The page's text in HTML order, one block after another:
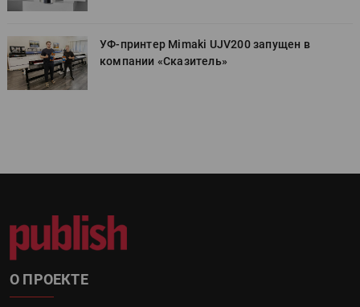
УФ-принтер Mimaki UJV200 запущен в
компании «Сказитель»
О ПРОЕКТЕ